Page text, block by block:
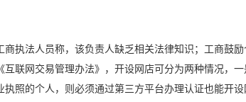
法人员称，该负责人缺乏相关法律知识；工商鼓励
互联网交易管理办法》，开设网店可分为两种情况，
执照的个人，则必须通过第三方平台办理认证也能开